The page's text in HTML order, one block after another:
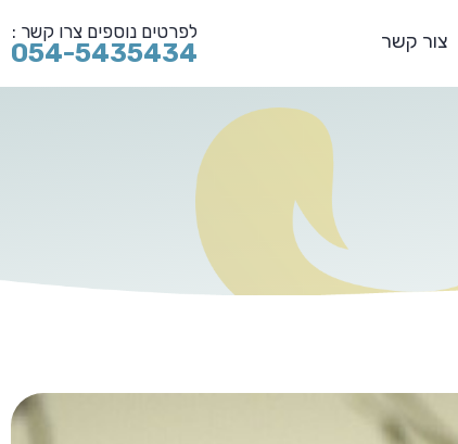
צור קשר לפרטים נוספים צרו קשר :
054-5435434